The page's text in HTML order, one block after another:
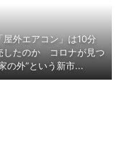
屋外エアコン」は10分
したのか コロナが見つ
の外”という新市...